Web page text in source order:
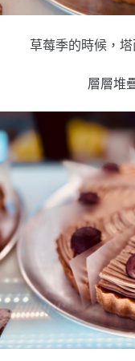
草莓季的時候，
層層堆